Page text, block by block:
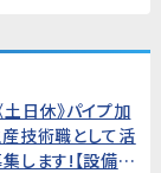
土日休》パイプ加
技術職として活
します!【設備保